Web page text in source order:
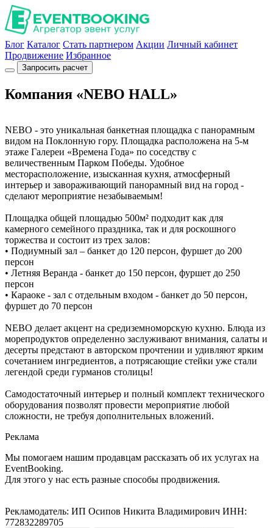
Блог Каталог Стать партнером Акции Личный кабинет
Продвижение Избранное
Запросить расчет
Компания «NEBO HALL»
NEBO - это уникальная банкетная площадка с панорамным
видом на Поклонную гору. Площадка расположена на 5-м
этаже Галереи «Времена Года» по соседству с
величественным Парком Победы. Удобное
месторасположение, изысканная кухня, атмосферный
интерьер и завораживающий панорамный вид на город -
сделают мероприятие незабываемым!
Площадка общей площадью 500м² подходит как для
камерного семейного праздника, так и для роскошного
торжества и состоит из трех залов:
• Подиумный зал – банкет до 120 персон, фуршет до 200
персон
• Летняя Веранда - банкет до 150 персон, фуршет до 250
персон
• Караоке - зал с отдельным входом - банкет до 50 персон,
фуршет до 70 персон
NEBO делает акцент на средиземноморскую кухню. Блюда из
морепродуктов определенно заслуживают внимания, салаты и
десерты предстают в авторском прочтении и удивляют ярким
сочетанием ингредиентов, а потрясающие стейки уже стали
легендой среди гурманов столицы!
Самодостаточный интерьер и полный комплект технического
оборудования позволят провести мероприятие любой
сложности, не требуя дополнительных вложений.
Реклама
Мы помогаем нашим продавцам рассказать об их услугах на
EventBooking.
Для этого у нас есть разные способы продвижения.
Рекламодатель: ИП Осипов Никита Владимирович ИНН:
772832289705